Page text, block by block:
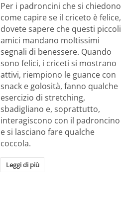
Per i padroncini che si chiedono
come capire se il criceto è felice,
dovete sapere che questi piccoli
amici mandano moltissimi
segnali di benessere. Quando
sono felici, i criceti si mostrano
attivi, riempiono le guance con
snack e golosità, fanno qualche
esercizio di stretching,
sbadigliano e, soprattutto,
interagiscono con il padroncino
e si lasciano fare qualche
coccola.
Leggi di più